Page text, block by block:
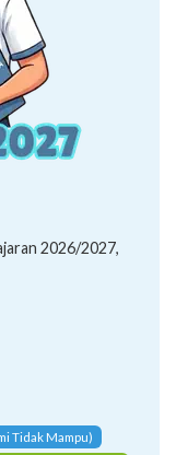
2026/2027,
Tidak Mampu)